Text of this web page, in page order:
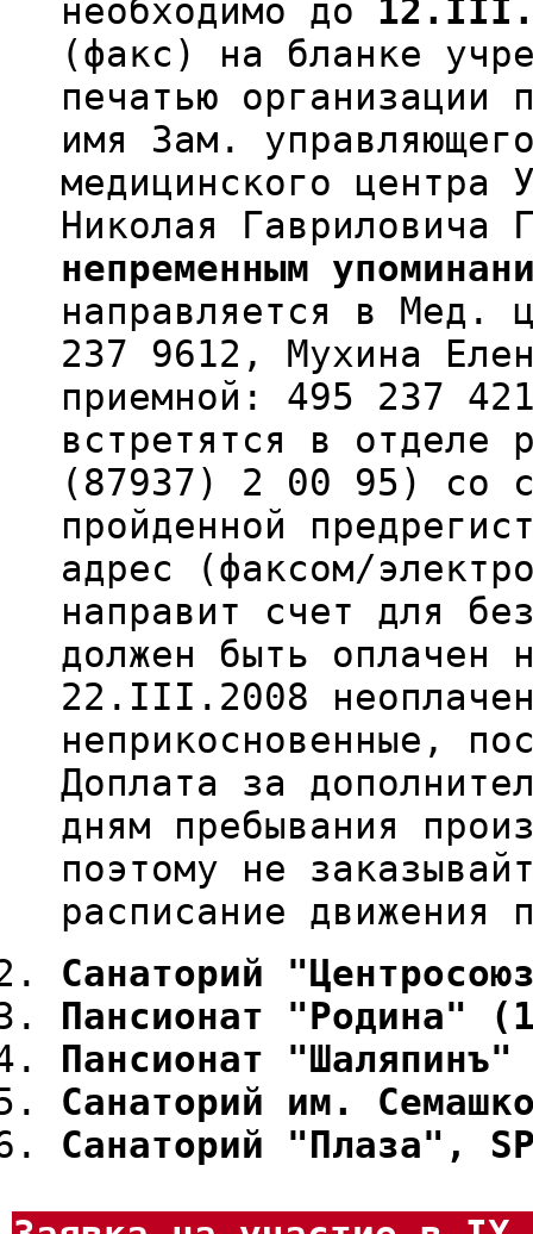
необходимо до
(факс) на бланке
печатью организации
имя Зам.
медицинского
Николая
непременным
направляется в Мед.
237 9612, Мухина
приемной: 495 237
встретятся в отделе
(87937) 2 00 95) со
пройденной
адрес (факсом/
направит счет для
должен быть
22.III.2008
неприкосновенные,
Доплата за
дням пребывания
поэтому не
расписание движения
Санаторий
Пансионат "Родина"
Пансионат
Санаторий им.
Санаторий "Плаза",